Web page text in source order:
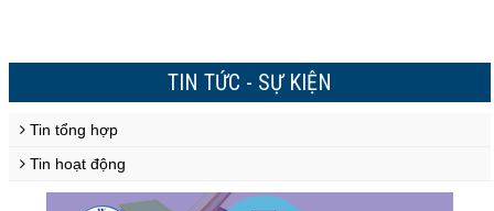
TIN TỨC - SỰ KIỆN
Tin tổng hợp
Tin hoạt động